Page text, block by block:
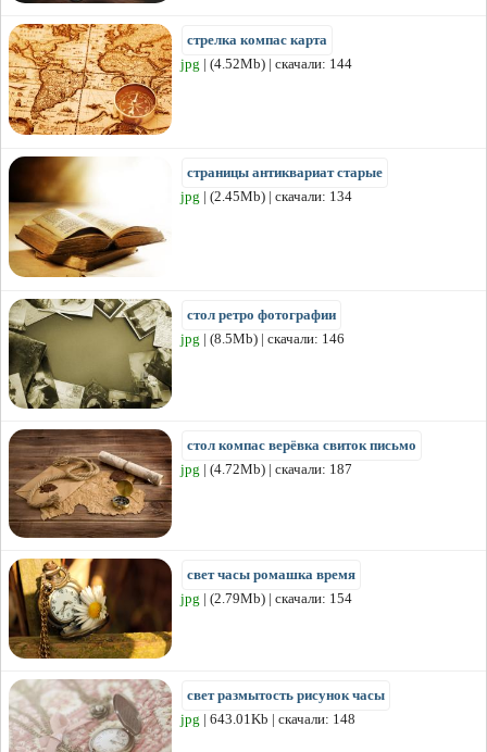
стрелка компас карта
jpg | (4.52Mb) | скачали: 144
страницы антиквариат старые
jpg | (2.45Mb) | скачали: 134
стол ретро фотографии
jpg | (8.5Mb) | скачали: 146
стол компас верёвка свиток письмо
jpg | (4.72Mb) | скачали: 187
свет часы ромашка время
jpg | (2.79Mb) | скачали: 154
свет размытость рисунок часы
jpg | 643.01Kb | скачали: 148